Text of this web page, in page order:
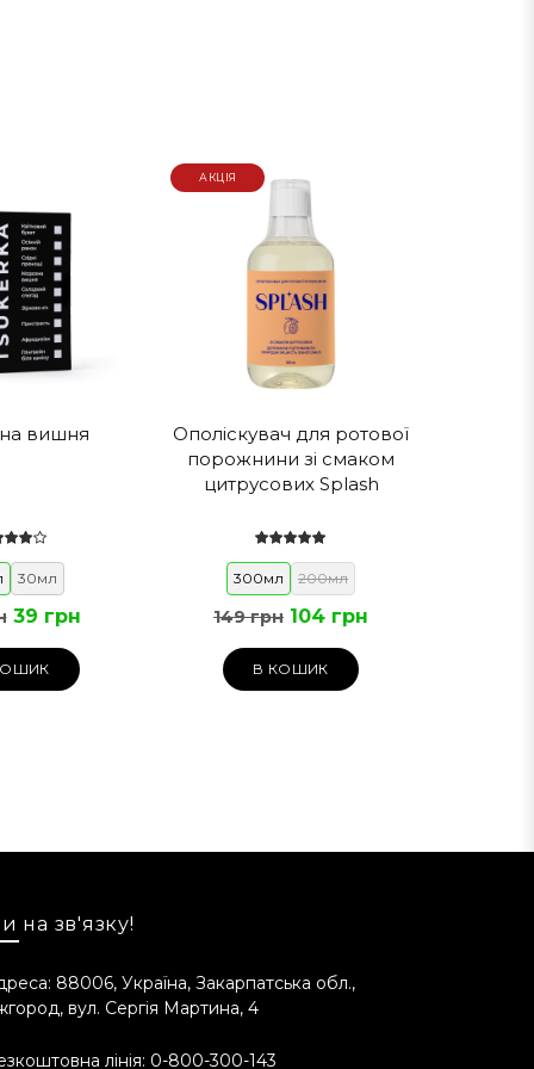
+ 25 ℃.
Oil, Xanthan Gum, Phenoxyethanol,
Saccharin.
вишня
30мл
39 грн
АКЦІЯ
Ополіскувач для ротової
порожнини зі смаком
цитрусових Splash
300мл 200мл
149 грн 104 грн
В КОШИК
на зв'язку!
88006, Україна, Закарпатська обл.,
вул. Сергія Мартина, 4
лінія: 0-800-300-143